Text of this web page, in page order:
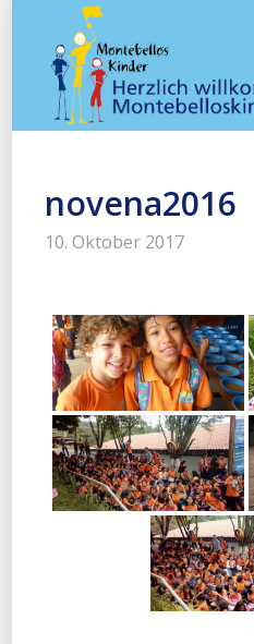
novena2016
10. Oktober 2017